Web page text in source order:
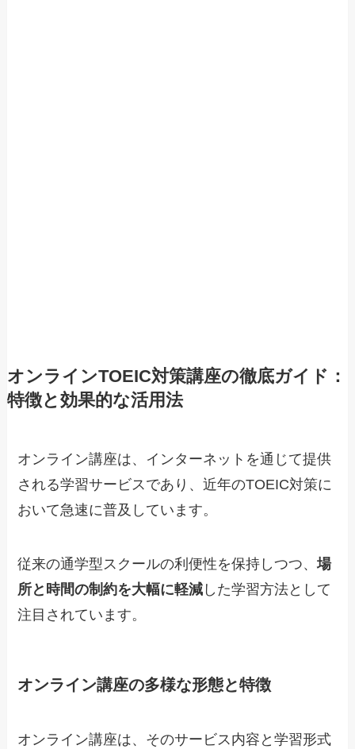
オンラインTOEIC対策講座の徹底ガイド：
特徴と効果的な活用法
オンライン講座は、インターネットを通じて提供
される学習サービスであり、近年のTOEIC対策に
おいて急速に普及しています。
従来の通学型スクールの利便性を保持しつつ、場
所と時間の制約を大幅に軽減 した学習方法として
注目されています。
オンライン講座の多様な形態と特徴
オンライン講座は、そのサービス内容と学習形式